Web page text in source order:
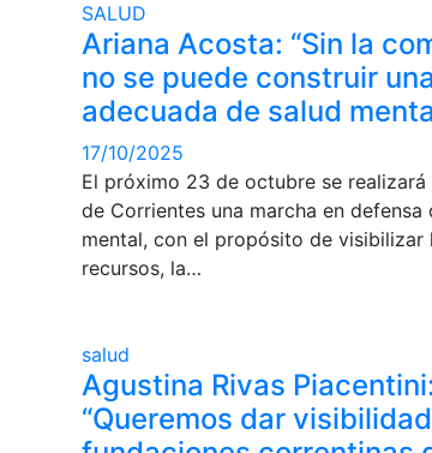
SALUD
Ariana Acosta: “Sin la
no se puede construir
adecuada de salud
17/10/2025
El próximo 23 de octubre se realizará
de Corrientes una marcha en defensa
mental, con el propósito de visibilizar
recursos, la…
salud
Agustina Rivas Piacentini:
“Queremos dar